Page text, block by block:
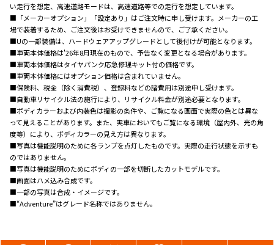
い走行を想定、高速道路モードは、高速道路等での走行を想定しています。
■「メーカーオプション」「設定あり」はご注文時に申し受けます。メーカーの工
場で装着するため、ご注文後はお受けできませんので、ご了承ください。
■Uの一部装備は、ハードウェアアップグレードとして後付けが可能となります。
■車両本体価格は'26年8月現在のもので、予告なく変更となる場合があります。
■車両本体価格はタイヤパンク応急修理キット付の価格です。
■車両本体価格にはオプション価格は含まれていません。
■保険料、税金（除く消費税）、登録料などの諸費用は別途申し受けます。
■自動車リサイクル法の施行により、リサイクル料金が別途必要となります。
■ボディカラーおよび内装色は撮影の条件や、ご覧になる画面で実際の色とは異な
って見えることがあります。また、実車においてもご覧になる環境（屋内外、光の角
度等）により、ボディカラーの見え方は異なります。
■写真は機能説明のために各ランプを点灯したものです。実際の走行状態を示すも
のではありません。
■写真は機能説明のためにボディの一部を切断したカットモデルです。
■画面はハメ込み合成です。
■一部の写真は合成・イメージです。
■“Adventure”はグレード名称ではありません。